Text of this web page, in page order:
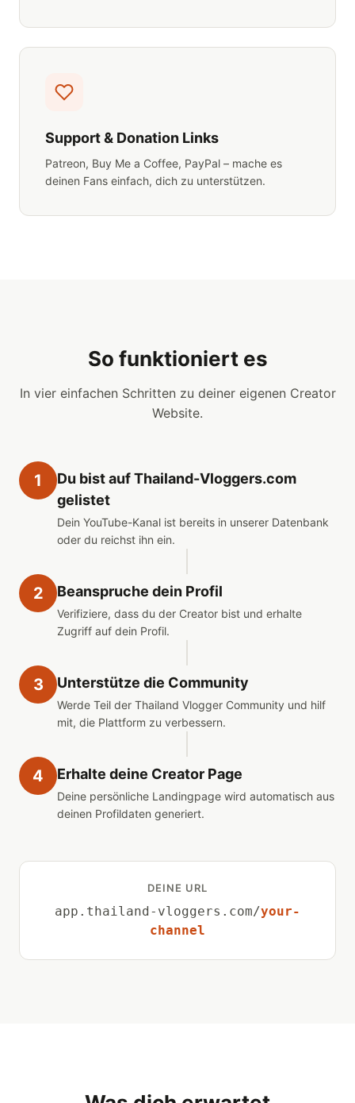
Support & Donation Links
Patreon, Buy Me a Coffee, PayPal – mache es
deinen Fans einfach, dich zu unterstützen.
So funktioniert es
In vier einfachen Schritten zu deiner eigenen Creator
Website.
1
Du bist auf Thailand-Vloggers.com
gelistet
Dein YouTube-Kanal ist bereits in unserer Datenbank
oder du reichst ihn ein.
2 Beanspruche dein Profil
Verifiziere, dass du der Creator bist und erhalte
Zugriff auf dein Profil.
3 Unterstütze die Community
Werde Teil der Thailand Vlogger Community und hilf
mit, die Plattform zu verbessern.
4 Erhalte deine Creator Page
Deine persönliche Landingpage wird automatisch aus
deinen Profildaten generiert.
DEINE URL
app.thailand-vloggers.com/your-
channel